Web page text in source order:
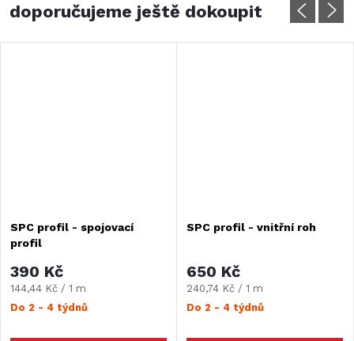
doporučujeme ještě dokoupit
SPC profil - spojovací
profil
390 Kč
Měrná
cena:
144,44 Kč / 1 m
Do 2 - 4 týdnů
SPC profil - vnitřní roh
650 Kč
Měrná
cena:
240,74 Kč / 1 m
Do 2 - 4 týdnů